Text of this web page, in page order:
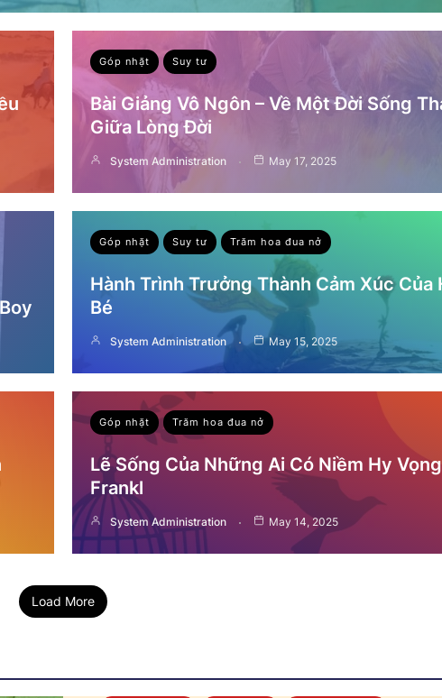
Góp nhặt Suy tư
Bài Giảng Vô Ngôn – Về Một Đời Sống
Giữa Lòng Đời
System Administration May 17, 2025
Góp nhặt Suy tư Trăm hoa đua nở
Hành Trình Trưởng Thành Cảm Xúc Của
Bé
System Administration May 15, 2025
Góp nhặt Trăm hoa đua nở
Lẽ Sống Của Những Ai Có Niềm Hy
Frankl
System Administration May 14, 2025
Load More